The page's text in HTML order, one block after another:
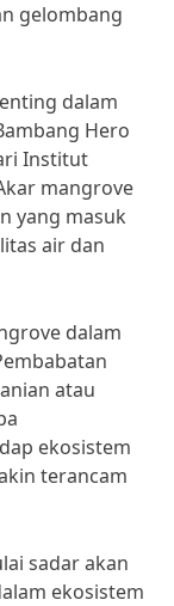
gelombang
dalam
Hero
Institut
mangrove
yang masuk
air dan
dalam
atau
ekosistem
terancam
sadar akan
ekosistem